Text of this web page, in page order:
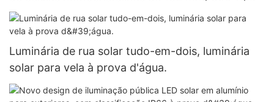
360 W e 400 W, com preços acessíveis.
Luminária de rua solar tudo-em-dois, luminária
solar para vela à prova d'água.